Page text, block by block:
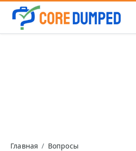
Главная
Вопросы